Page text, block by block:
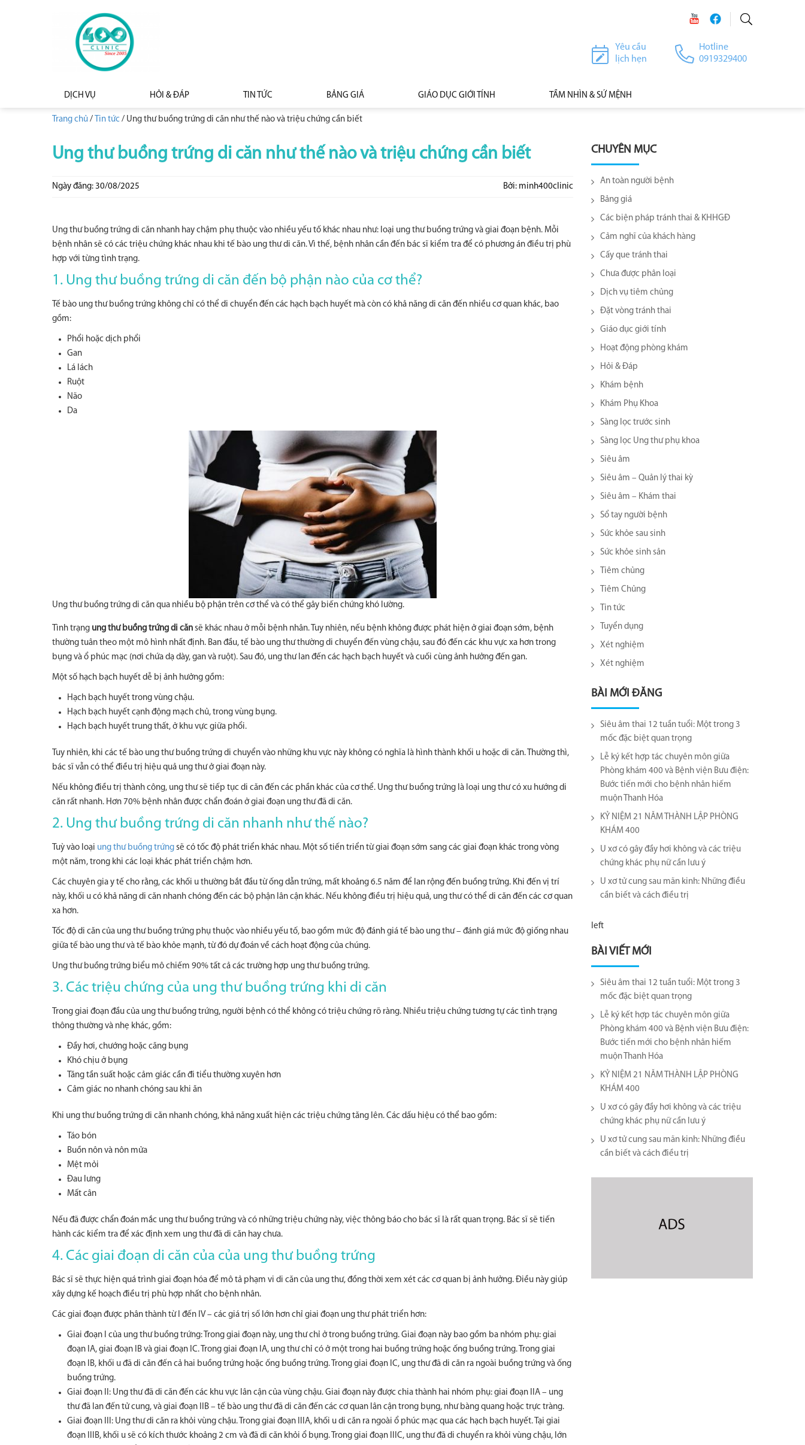
Hotline
0919329400
Yêu cầu
lịch hẹn
DỊCH VỤ HỎI & ĐÁP TIN TỨC BẢNG GIÁ GIÁO DỤC GIỚI TÍNH TẦM NHÌN & SỨ MỆNH
Trang chủ / Tin tức / Ung thư buồng trứng di căn như thế nào và triệu chứng cần biết
Ung thư buồng trứng di căn như thế nào và triệu chứng cần biết
Ngày đăng: 30/08/2025 Bởi: minh400clinic
Ung thư buồng trứng di căn nhanh hay chậm phụ thuộc vào nhiều yếu tố khác nhau như: loại ung thư buồng trứng và giai đoạn bệnh. Mỗi
bệnh nhân sẽ có các triệu chứng khác nhau khi tế bào ung thư di căn. Vì thế, bệnh nhân cần đến bác sĩ kiểm tra để có phương án điều trị phù
hợp với từng tình trạng.
1. Ung thư buồng trứng di căn đến bộ phận nào của cơ thể?
Tế bào ung thư buồng trứng không chỉ có thể di chuyển đến các hạch bạch huyết mà còn có khả năng di căn đến nhiều cơ quan khác, bao
gồm:
Phổi hoặc dịch phổi
Gan
Lá lách
Ruột
Não
Da
Ung thư buồng trứng di căn qua nhiều bộ phận trên cơ thể và có thể gây biến chứng khó lường.
Tình trạng ung thư buồng trứng di căn sẽ khác nhau ở mỗi bệnh nhân. Tuy nhiên, nếu bệnh không được phát hiện ở giai đoạn sớm, bệnh
thường tuân theo một mô hình nhất định. Ban đầu, tế bào ung thư thường di chuyển đến vùng chậu, sau đó đến các khu vực xa hơn trong
bụng và ổ phúc mạc (nơi chứa dạ dày, gan và ruột). Sau đó, ung thư lan đến các hạch bạch huyết và cuối cùng ảnh hưởng đến gan.
Một số hạch bạch huyết dễ bị ảnh hưởng gồm:
Hạch bạch huyết trong vùng chậu.
Hạch bạch huyết cạnh động mạch chủ, trong vùng bụng.
Hạch bạch huyết trung thất, ở khu vực giữa phổi.
Tuy nhiên, khi các tế bào ung thư buồng trứng di chuyển vào những khu vực này không có nghĩa là hình thành khối u hoặc di căn. Thường thì,
bác sĩ vẫn có thể điều trị hiệu quả ung thư ở giai đoạn này.
Nếu không điều trị thành công, ung thư sẽ tiếp tục di căn đến các phần khác của cơ thể. Ung thư buồng trứng là loại ung thư có xu hướng di
căn rất nhanh. Hơn 70% bệnh nhân được chẩn đoán ở giai đoạn ung thư đã di căn.
2. Ung thư buồng trứng di căn nhanh như thế nào?
Tuỳ vào loại ung thư buồng trứng sẽ có tốc độ phát triển khác nhau. Một số tiến triển từ giai đoạn sớm sang các giai đoạn khác trong vòng
một năm, trong khi các loại khác phát triển chậm hơn.
Các chuyên gia y tế cho rằng, các khối u thường bắt đầu từ ống dẫn trứng, mất khoảng 6.5 năm để lan rộng đến buồng trứng. Khi đến vị trí
này, khối u có khả năng di căn nhanh chóng đến các bộ phận lân cận khác. Nếu không điều trị hiệu quả, ung thư có thể di căn đến các cơ quan
xa hơn.
Tốc độ di căn của ung thư buồng trứng phụ thuộc vào nhiều yếu tố, bao gồm mức độ đánh giá tế bào ung thư – đánh giá mức độ giống nhau
giữa tế bào ung thư và tế bào khỏe mạnh, từ đó dự đoán về cách hoạt động của chúng.
Ung thư buồng trứng biểu mô chiếm 90% tất cả các trường hợp ung thư buồng trứng.
3. Các triệu chứng của ung thư buồng trứng khi di căn
Trong giai đoạn đầu của ung thư buồng trứng, người bệnh có thể không có triệu chứng rõ ràng. Nhiều triệu chứng tương tự các tình trạng
thông thường và nhẹ khác, gồm:
Đầy hơi, chướng hoặc căng bụng
Khó chịu ở bụng
Tăng tần suất hoặc cảm giác cần đi tiểu thường xuyên hơn
Cảm giác no nhanh chóng sau khi ăn
Khi ung thư buồng trứng di căn nhanh chóng, khả năng xuất hiện các triệu chứng tăng lên. Các dấu hiệu có thể bao gồm:
Táo bón
Buồn nôn và nôn mửa
Mệt mỏi
Đau lưng
Mất cân
Nếu đã được chẩn đoán mắc ung thư buồng trứng và có những triệu chứng này, việc thông báo cho bác sĩ là rất quan trọng. Bác sĩ sẽ tiến
hành các kiểm tra để xác định xem ung thư đã di căn hay chưa.
4. Các giai đoạn di căn của của ung thư buồng trứng
Bác sĩ sẽ thực hiện quá trình giai đoạn hóa để mô tả phạm vi di căn của ung thư, đồng thời xem xét các cơ quan bị ảnh hưởng. Điều này giúp
xây dựng kế hoạch điều trị phù hợp nhất cho bệnh nhân.
Các giai đoạn được phân thành từ I đến IV – các giá trị số lớn hơn chỉ giai đoạn ung thư phát triển hơn:
Giai đoạn I của ung thư buồng trứng: Trong giai đoạn này, ung thư chỉ ở trong buồng trứng. Giai đoạn này bao gồm ba nhóm phụ: giai
đoạn IA, giai đoạn IB và giai đoạn IC. Trong giai đoạn IA, ung thư chỉ có ở một trong hai buồng trứng hoặc ống buồng trứng. Trong giai
đoạn IB, khối u đã di căn đến cả hai buồng trứng hoặc ống buồng trứng. Trong giai đoạn IC, ung thư đã di căn ra ngoài buồng trứng và ống
buồng trứng.
Giai đoạn II: Ung thư đã di căn đến các khu vực lân cận của vùng chậu. Giai đoạn này được chia thành hai nhóm phụ: giai đoạn IIA – ung
thư đã lan đến tử cung, và giai đoạn IIB – tế bào ung thư đã di căn đến các cơ quan lân cận trong bụng, như bàng quang hoặc trực tràng.
Giai đoạn III: Ung thư di căn ra khỏi vùng chậu. Trong giai đoạn IIIA, khối u di căn ra ngoài ổ phúc mạc qua các hạch bạch huyết. Tại giai
đoạn IIIB, khối u sẽ có kích thước khoảng 2 cm và đã di căn khỏi ổ bụng. Trong giai đoạn IIIC, ung thư đã di chuyển ra khỏi vùng chậu, lớn
CHUYÊN MỤC
An toàn người bệnh
Bảng giá
Các biện pháp tránh thai & KHHGĐ
Cảm nghĩ của khách hàng
Cấy que tránh thai
Chưa được phân loại
Dịch vụ tiêm chủng
Đặt vòng tránh thai
Giáo dục giới tính
Hoạt động phòng khám
Hỏi & Đáp
Khám bệnh
Khám Phụ Khoa
Sàng lọc trước sinh
Sàng lọc Ung thư phụ khoa
Siêu âm
Siêu âm – Quản lý thai kỳ
Siêu âm – Khám thai
Sổ tay người bệnh
Sức khỏe sau sinh
Sức khỏe sinh sản
Tiêm chủng
Tiêm Chủng
Tin tức
Tuyển dụng
Xét nghiệm
Xét nghiệm
BÀI MỚI ĐĂNG
Siêu âm thai 12 tuần tuổi: Một trong 3
mốc đặc biệt quan trọng
Lễ ký kết hợp tác chuyên môn giữa
Phòng khám 400 và Bệnh viện Bưu điện:
Bước tiến mới cho bệnh nhân hiếm
muộn Thanh Hóa
KỶ NIỆM 21 NĂM THÀNH LẬP PHÒNG
KHÁM 400
U xơ có gây đầy hơi không và các triệu
chứng khác phụ nữ cần lưu ý
U xơ tử cung sau mãn kinh: Những điều
cần biết và cách điều trị
left
BÀI VIẾT MỚI
Siêu âm thai 12 tuần tuổi: Một trong 3
mốc đặc biệt quan trọng
Lễ ký kết hợp tác chuyên môn giữa
Phòng khám 400 và Bệnh viện Bưu điện:
Bước tiến mới cho bệnh nhân hiếm
muộn Thanh Hóa
KỶ NIỆM 21 NĂM THÀNH LẬP PHÒNG
KHÁM 400
U xơ có gây đầy hơi không và các triệu
chứng khác phụ nữ cần lưu ý
U xơ tử cung sau mãn kinh: Những điều
cần biết và cách điều trị